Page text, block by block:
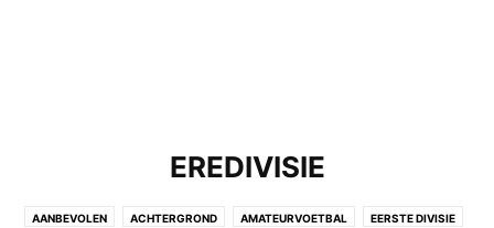
EREDIVISIE
AANBEVOLEN ACHTERGROND AMATEURVOETBAL EERSTE DIVISIE